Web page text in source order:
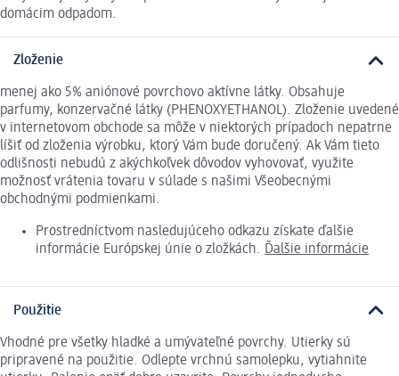
domácim odpadom.
Zloženie
menej ako 5% aniónové povrchovo aktívne látky. Obsahuje
parfumy, konzervačné látky (PHENOXYETHANOL). Zloženie uvedené
v internetovom obchode sa môže v niektorých prípadoch nepatrne
líšiť od zloženia výrobku, ktorý Vám bude doručený. Ak Vám tieto
odlišnosti nebudú z akýchkoľvek dôvodov vyhovovať, využite
možnosť vrátenia tovaru v súlade s našimi Všeobecnými
obchodnými podmienkami.
Prostredníctvom nasledujúceho odkazu získate ďalšie
informácie Európskej únie o zložkách. Ďalšie informácie
Použitie
Vhodné pre všetky hladké a umývateľné povrchy. Utierky sú
pripravené na použitie. Odlepte vrchnú samolepku, vytiahnite